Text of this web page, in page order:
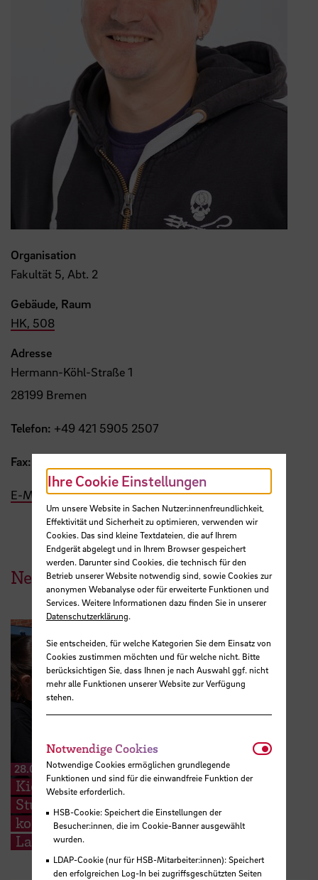
Organisation
Fakultät 5, Abt. 2
Gebäude, Raum
HK, 508
Adresse
Hermann-Köhl-Straße 1
28199 Bremen
Telefon: +49 421 5905 2507
Fax:
E-Mail
News aus der HSB
28.07.2026
Kieserling Stiftung ermöglicht 48
Studierenden der Hochschule Bremen
kostenlose Zertifikatskurse zur
Ladungssicherung
Ihre Cookie Einstellungen
Um unsere Website in Sachen Nutzer:innenfreundlichkeit,
Effektivität und Sicherheit zu optimieren, verwenden wir
Cookies. Das sind kleine Textdateien, die auf Ihrem
Endgerät abgelegt und in Ihrem Browser gespeichert
werden. Darunter sind Cookies, die technisch für den
Betrieb unserer Website notwendig sind, sowie Cookies zur
anonymen Webanalyse oder für erweiterte Funktionen und
Services. Weitere Informationen dazu finden Sie in unserer
Datenschutzerklärung.
Sie entscheiden, für welche Kategorien Sie dem Einsatz von
Cookies zustimmen möchten und für welche nicht. Bitte
berücksichtigen Sie, dass Ihnen je nach Auswahl ggf. nicht
mehr alle Funktionen unserer Website zur Verfügung
stehen.
Notwendige Cookies
Notwendige Cookies ermöglichen grundlegende
Funktionen und sind für die einwandfreie Funktion der
Website erforderlich.
HSB-Cookie: Speichert die Einstellungen der
Besucher:innen, die im Cookie-Banner ausgewählt
wurden.
LDAP-Cookie (nur für HSB-Mitarbeiter:innen): Speichert
den erfolgreichen Log-In bei zugriffsgeschützten Seiten